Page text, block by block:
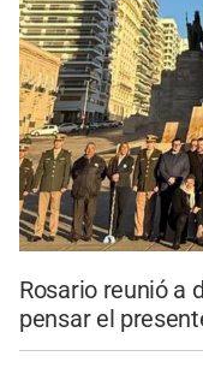
Rosario reunió a
pensar el